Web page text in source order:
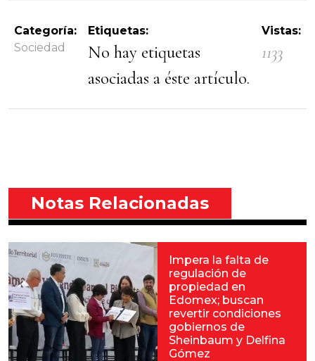
Categoría:
Sociedad
Etiquetas:
No hay etiquetas
asociadas a éste artículo.
Vistas:
1133
Notas Relacionadas
Impera la falta de
regulación de
propiedad en
Edomex; buscan
revertir condiciones
gobiernos de
Sheinbaum y Delfina
Gómez